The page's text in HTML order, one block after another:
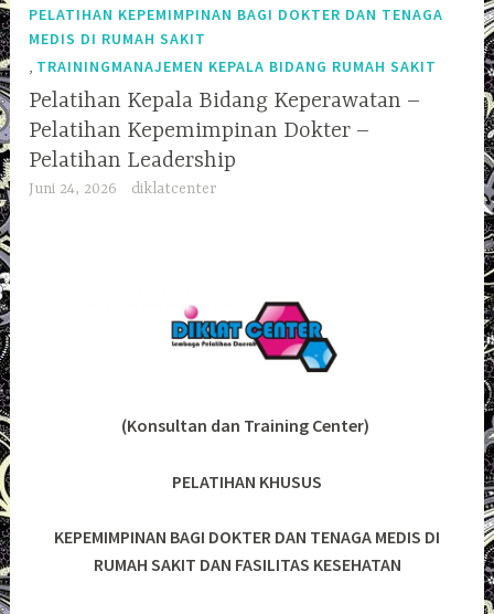
PELATIHAN KEPEMIMPINAN BAGI DOKTER DAN TENAGA
MEDIS DI RUMAH SAKIT
TRAININGMANAJEMEN KEPALA BIDANG RUMAH SAKIT
Pelatihan Kepala Bidang Keperawatan –
Pelatihan Kepemimpinan Dokter –
Pelatihan Leadership
Juni 24, 2026 diklatcenter
(Konsultan dan Training Center)
PELATIHAN KHUSUS
KEPEMIMPINAN BAGI DOKTER DAN TENAGA MEDIS DI
RUMAH SAKIT DAN FASILITAS KESEHATAN